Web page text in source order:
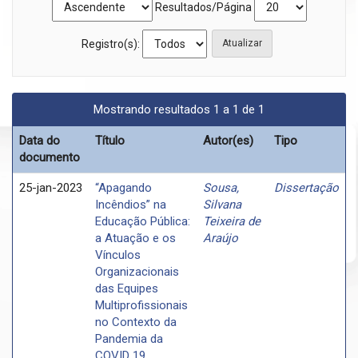
Resultados/Página
Registro(s):
Mostrando resultados 1 a 1 de 1
Data do
documento
Título Autor(es) Tipo
25-jan-2023
“Apagando
Incêndios” na
Educação Pública:
a Atuação e os
Vínculos
Organizacionais
das Equipes
Multiprofissionais
no Contexto da
Pandemia da
Sousa,
Silvana
Teixeira de
Araújo
Dissertação